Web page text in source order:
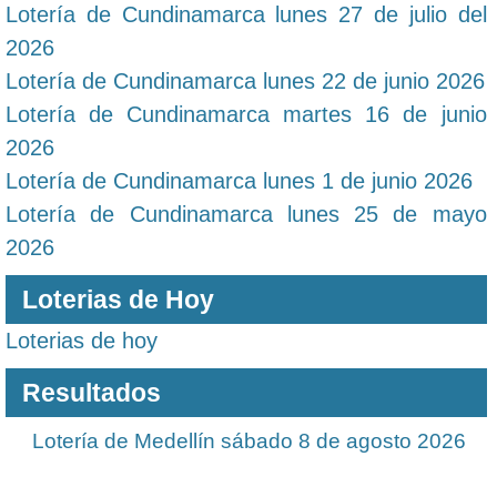
Lotería de Cundinamarca lunes 27 de julio del
2026
Lotería de Cundinamarca lunes 22 de junio 2026
Lotería de Cundinamarca martes 16 de junio
2026
Lotería de Cundinamarca lunes 1 de junio 2026
Lotería de Cundinamarca lunes 25 de mayo
2026
Loterias de Hoy
Loterias de hoy
Resultados
Lotería de Medellín sábado 8 de agosto 2026